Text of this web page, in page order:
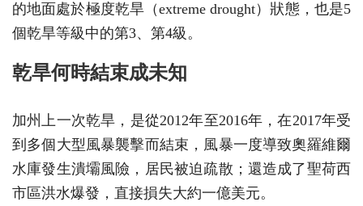
的地面處於極度乾旱（extreme drought）狀態，也是5
個乾旱等級中的第3、第4級。
乾旱何時結束成未知
加州上一次乾旱，是從2012年至2016年，在2017年受
到多個大型風暴襲擊而結束，風暴一度導致奧羅維爾
水庫發生潰壩風險，居民被迫疏散；還造成了聖荷西
市區洪水爆發，直接損失大約一億美元。